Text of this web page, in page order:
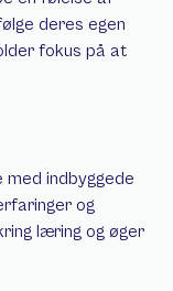
deres egen
fokus på at
indbyggede
og
læring og øger